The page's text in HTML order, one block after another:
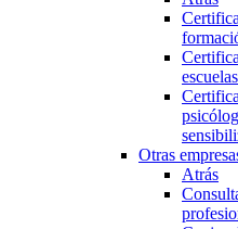
Otras
Atrás